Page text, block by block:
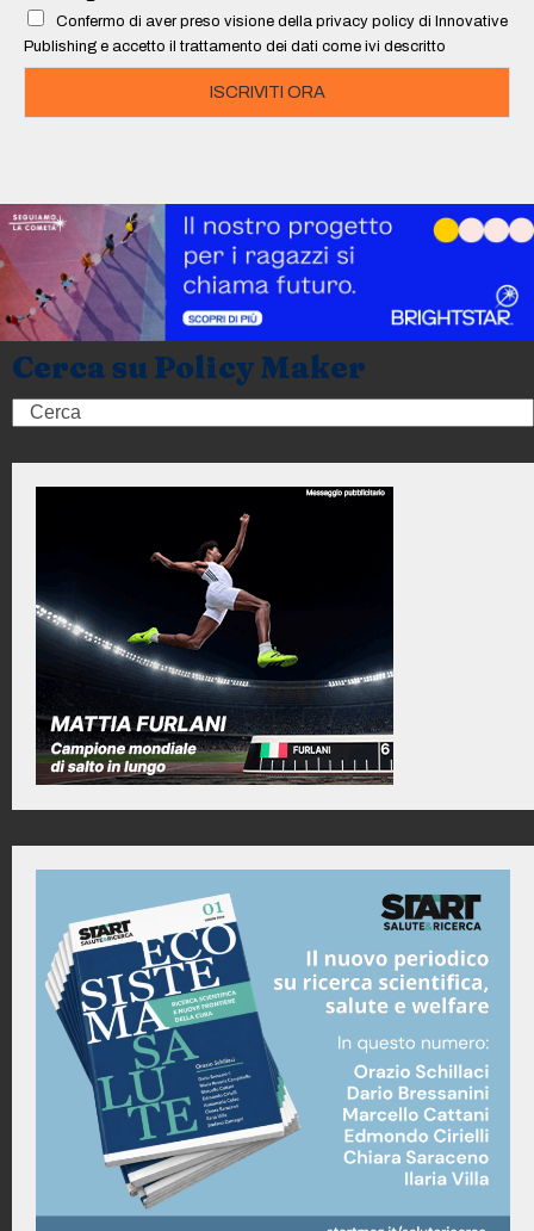
*
Confermo di aver preso visione della privacy policy di Innovative
Publishing e accetto il trattamento dei dati come ivi descritto
ISCRIVITI ORA
Cerca su Policy Maker
Search